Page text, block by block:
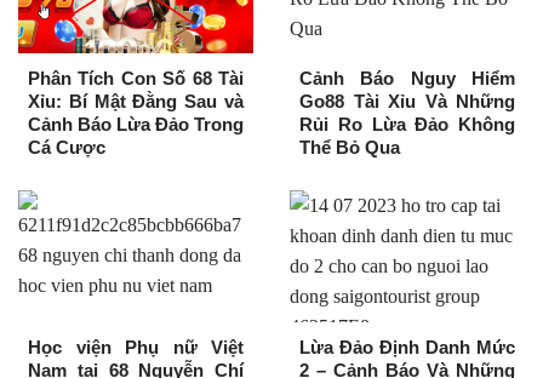
Phân Tích Con Số 68 Tài
Xỉu: Bí Mật Đằng Sau và
Cảnh Báo Lừa Đảo Trong
Cá Cược
Cảnh Báo Nguy Hiểm
Go88 Tài Xỉu Và Những
Rủi Ro Lừa Đảo Không
Thể Bỏ Qua
Học viện Phụ nữ Việt
Nam tại 68 Nguyễn Chí
Lừa Đảo Định Danh Mức
2 – Cảnh Báo Và Những